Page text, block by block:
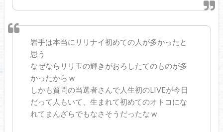
岩手は本当にリリナイ初めての人が多かったと
思う
なぜならリリ玉の輝きがおろしたてのものが多
かったから w
しかも質問の当選者さんで人生初のLIVEが今日
だって人もいて、生まれて初めてのオトコにな
れてまんざらでもなさそうだったな w